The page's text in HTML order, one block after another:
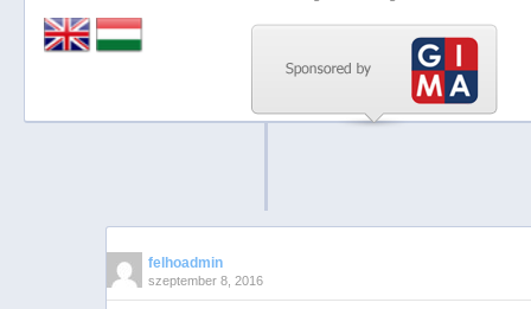
felhoadmin
szeptember 8, 2016